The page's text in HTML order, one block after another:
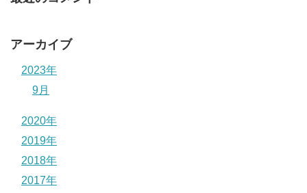
アーカイブ
2023年
9月
2020年
2019年
2018年
2017年